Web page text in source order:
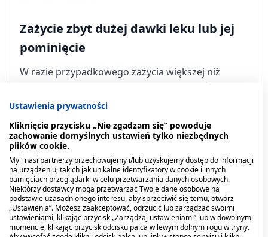
Zażycie zbyt dużej dawki leku lub jej
pominięcie
W razie przypadkowego zażycia większej niż
zalecana dawki leku należy skontaktować się z
lekarzem.
Nie należy stosować dawki podwójnej w celu
uzupełnienia pominiętej dawki.
Przeciwwskazania. Kto nie
powinien przyjmować leku?
Jeśli pacjent ma uczulenie na substancję czynną
lub którykolwiek z pozostałych składników tego
Ustawienia prywatności
Kliknięcie przycisku „Nie zgadzam się” powoduje
zachowanie domyślnych ustawień tylko niezbędnych
plików cookie.
My i nasi partnerzy przechowujemy i/lub uzyskujemy dostęp do informacji
na urządzeniu, takich jak unikalne identyfikatory w cookie i innych
pamięciach przeglądarki w celu przetwarzania danych osobowych.
Niektórzy dostawcy mogą przetwarzać Twoje dane osobowe na
podstawie uzasadnionego interesu, aby sprzeciwić się temu, otwórz
„Ustawienia”. Możesz zaakceptować, odrzucić lub zarządzać swoimi
ustawieniami, klikając przycisk „Zarządzaj ustawieniami” lub w dowolnym
momencie, klikając przycisk odcisku palca w lewym dolnym rogu witryny.